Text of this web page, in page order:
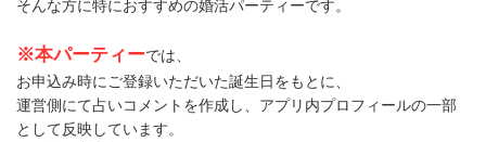
そんな方に特におすすめの婚活パーティーです。
※本パーティーでは、
お申込み時にご登録いただいた誕生日をもとに、
運営側にて占いコメントを作成し、アプリ内プロフィールの一部
として反映しています。